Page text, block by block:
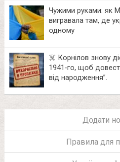
Чужими руками: як
вигравала там, де
одному
☠️ Корнілов знову
1941‑го, щоб
від народження”.
Додати
Правила для